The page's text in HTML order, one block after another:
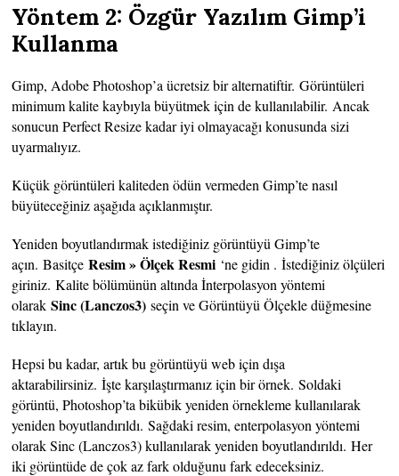
Yöntem 2: Özgür Yazılım Gimp’i
Kullanma
Gimp, Adobe Photoshop’a ücretsiz bir alternatiftir. Görüntüleri
minimum kalite kaybıyla büyütmek için de kullanılabilir. Ancak
sonucun Perfect Resize kadar iyi olmayacağı konusunda sizi
uyarmalıyız.
Küçük görüntüleri kaliteden ödün vermeden Gimp’te nasıl
büyüteceğiniz aşağıda açıklanmıştır.
Yeniden boyutlandırmak istediğiniz görüntüyü Gimp’te
açın. BasitçeResim » Ölçek Resmi ‘ne gidin . İstediğiniz ölçüleri
giriniz. Kalite bölümünün altında İnterpolasyon yöntemi
olarakSinc (Lanczos3) seçin ve Görüntüyü Ölçekle düğmesine
tıklayın.
Hepsi bu kadar, artık bu görüntüyü web için dışa
aktarabilirsiniz. İşte karşılaştırmanız için bir örnek. Soldaki
görüntü, Photoshop’ta bikübik yeniden örnekleme kullanılarak
yeniden boyutlandırıldı. Sağdaki resim, enterpolasyon yöntemi
olarak Sinc (Lanczos3) kullanılarak yeniden boyutlandırıldı. Her
iki görüntüde de çok az fark olduğunu fark edeceksiniz.